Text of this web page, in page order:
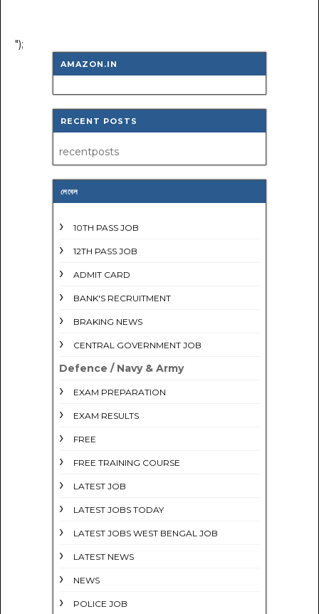
");
AMAZON.IN
RECENT POSTS
recentposts
লেবেল
10TH PASS JOB
12TH PASS JOB
ADMIT CARD
BANK'S RECRUITMENT
BRAKING NEWS
CENTRAL GOVERNMENT JOB
Defence / Navy & Army
EXAM PREPARATION
EXAM RESULTS
FREE
FREE TRAINING COURSE
LATEST JOB
LATEST JOBS TODAY
LATEST JOBS WEST BENGAL JOB
LATEST NEWS
NEWS
POLICE JOB